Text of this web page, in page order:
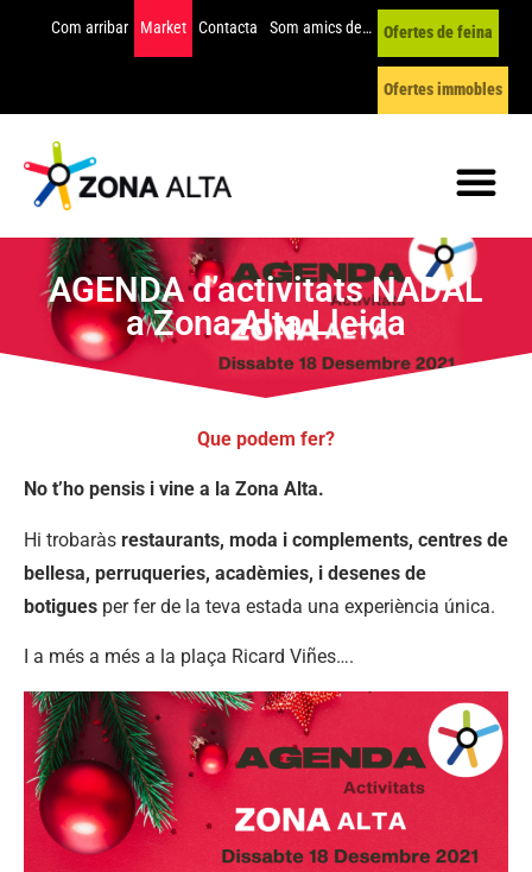
Com arribar Market Contacta Som amics de… Ofertes de feina
Ofertes immobles
AGENDA d’activitats NADAL
a Zona Alta Lleida
Que podem fer?
No t’ho pensis i vine a la Zona Alta.
Hi trobaràs restaurants, moda i complements, centres de
bellesa, perruqueries, acadèmies, i desenes de
botigues per fer de la teva estada una experiència única.
I a més a més a la plaça Ricard Viñes….